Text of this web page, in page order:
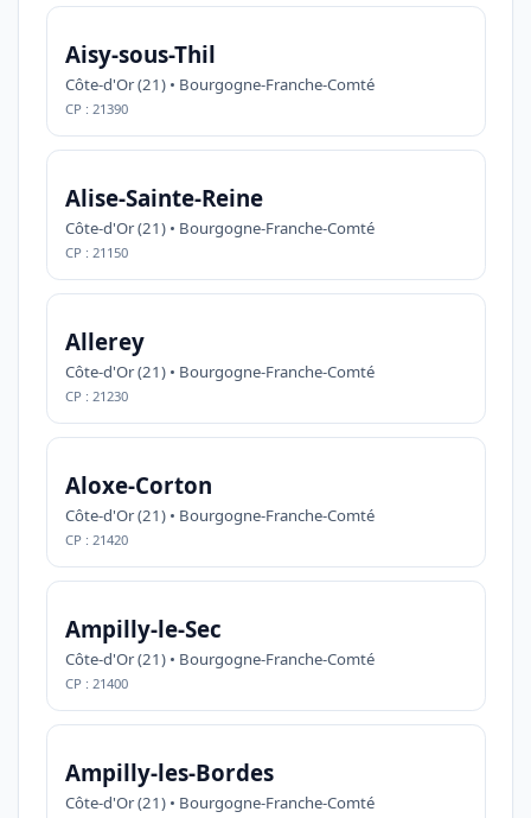
Aisy-sous-Thil
Côte-d'Or (21) • Bourgogne-Franche-Comté
CP : 21390
Alise-Sainte-Reine
Côte-d'Or (21) • Bourgogne-Franche-Comté
CP : 21150
Allerey
Côte-d'Or (21) • Bourgogne-Franche-Comté
CP : 21230
Aloxe-Corton
Côte-d'Or (21) • Bourgogne-Franche-Comté
CP : 21420
Ampilly-le-Sec
Côte-d'Or (21) • Bourgogne-Franche-Comté
CP : 21400
Ampilly-les-Bordes
Côte-d'Or (21) • Bourgogne-Franche-Comté